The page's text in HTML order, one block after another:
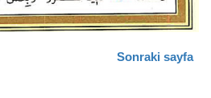
Sonraki sayfa